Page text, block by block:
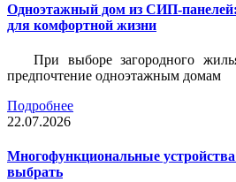
Одноэтажный дом из СИП-
для комфортной жизни
При выборе загородного
предпочтение одноэтажным домам
Подробнее
22.07.2026
Многофункциональные
выбрать